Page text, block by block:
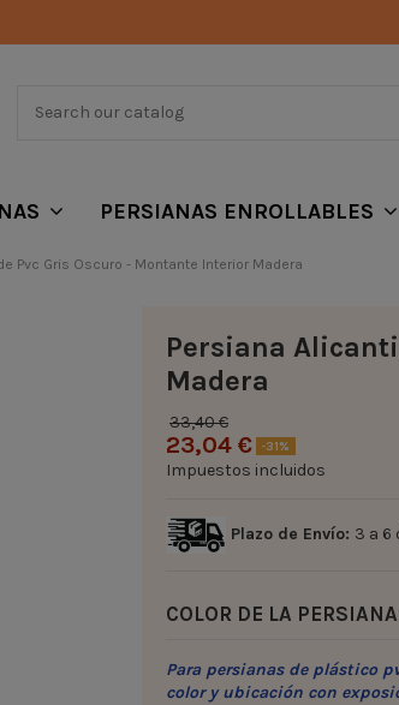
PERSIANAS ENROLLABLES
Pvc Gris Oscuro - Montante Interior Madera
Persiana
Madera
33,40 €
23,04 € -31%
Impuestos incluidos
Plazo de Envío: 3 a 6
COLOR DE LA
Para persianas de plástico
color y ubicación con